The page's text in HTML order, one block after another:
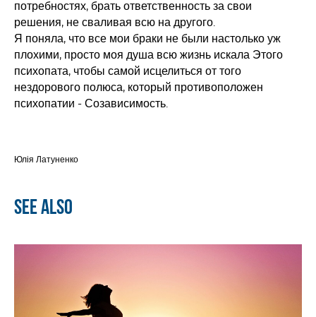
потребностях, брать ответственность за свои
решения, не сваливая всю на другого.
Я поняла, что все мои браки не были настолько уж
плохими, просто моя душа всю жизнь искала Этого
психопата, чтобы самой исцелиться от того
нездорового полюса, который противоположен
психопатии - Созависимость.
Юлія Латуненко
See also